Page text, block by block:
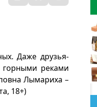
Даже друзья-
реками
Лымариха –
18+)